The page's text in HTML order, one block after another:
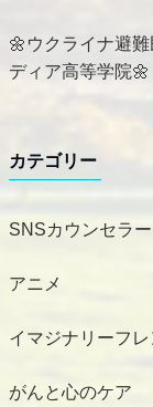
🌼ウクライナ避
ディア高等学院🌼
カテゴリー
SNSカウンセラー
アニメ
イマジナリーフレ
がんと心のケア